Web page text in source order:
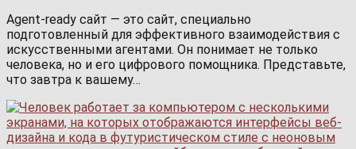
Agent-ready сайт — это сайт, специально
подготовленный для эффективного взаимодействия с
искусственными агентами. Он понимает не только
человека, но и его цифрового помощника. Представьте,
что завтра к вашему…